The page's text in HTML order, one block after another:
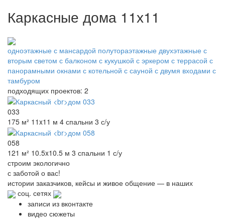
Каркасные дома 11х11
одноэтажные с мансардой полутораэтажные двухэтажные с
вторым светом с балконом с кукушкой с эркером с террасой с
панорамными окнами с котельной с сауной с двумя входами с
тамбуром
подходящих проектов: 2
033
175 м² 11x11 м 4 спальни 3 с/у
058
121 м² 10.5x10.5 м 3 спальни 1 с/у
строим экологично
с заботой о вас!
истории заказчиков, кейсы и живое общение — в наших
соц. сетях
записи из вконтакте
видео сюжеты